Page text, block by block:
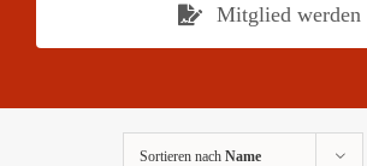
Mitglied werden
Sortieren nach Name